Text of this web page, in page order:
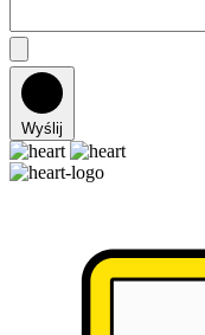
Wyślij